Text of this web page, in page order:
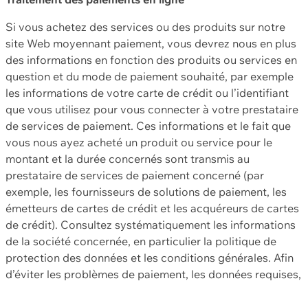
Si vous achetez des services ou des produits sur notre
site Web moyennant paiement, vous devrez nous en plus
des informations en fonction des produits ou services en
question et du mode de paiement souhaité, par exemple
les informations de votre carte de crédit ou l’identifiant
que vous utilisez pour vous connecter à votre prestataire
de services de paiement. Ces informations et le fait que
vous nous ayez acheté un produit ou service pour le
montant et la durée concernés sont transmis au
prestataire de services de paiement concerné (par
exemple, les fournisseurs de solutions de paiement, les
émetteurs de cartes de crédit et les acquéreurs de cartes
de crédit). Consultez systématiquement les informations
de la société concernée, en particulier la politique de
protection des données et les conditions générales. Afin
d’éviter les problèmes de paiement, les données requises,